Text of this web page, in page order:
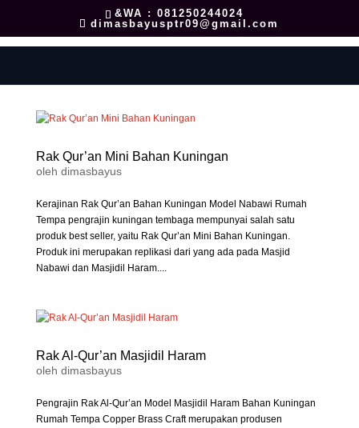
&WA : 081250244024
dimasbayusptr09@gmail.com
Rak Qur’an Mini Bahan Kuningan
oleh dimasbayus
Kerajinan Rak Qur’an Bahan Kuningan Model Nabawi Rumah
Tempa pengrajin kuningan tembaga mempunyai salah satu
produk best seller, yaitu Rak Qur’an Mini Bahan Kuningan.
Produk ini merupakan replikasi dari yang ada pada Masjid
Nabawi dan Masjidil Haram....
Rak Al-Qur’an Masjidil Haram
oleh dimasbayus
Pengrajin Rak Al-Qur’an Model Masjidil Haram Bahan Kuningan
Rumah Tempa Copper Brass Craft merupakan produsen